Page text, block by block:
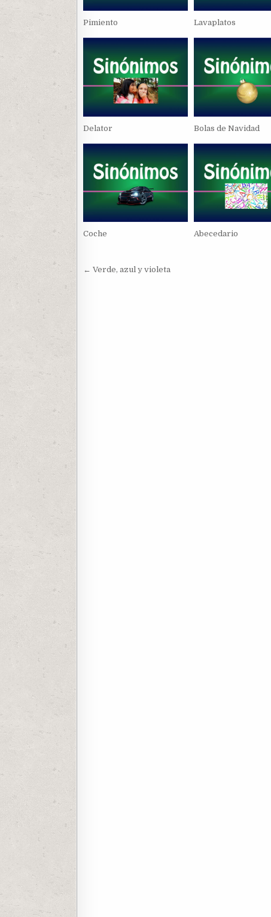
Pimiento Lavaplatos
Delator Bolas de Navidad
Coche Abecedario
Navegación
← Verde, azul y violeta